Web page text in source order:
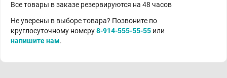
Все товары в заказе резервируются на 48 часов
Не уверены в выборе товара? Позвоните по
круглосуточному номеру8-914-555-55-55 или
напишите нам.